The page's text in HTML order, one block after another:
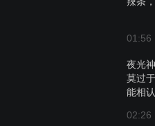
01:56
夜光
莫过
能相认
02:26